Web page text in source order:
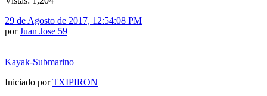
29 de Agosto de 2017, 12:54:08 PM
porJuan Jose 59
Kayak-Submarino
Iniciado porTXIPIRON